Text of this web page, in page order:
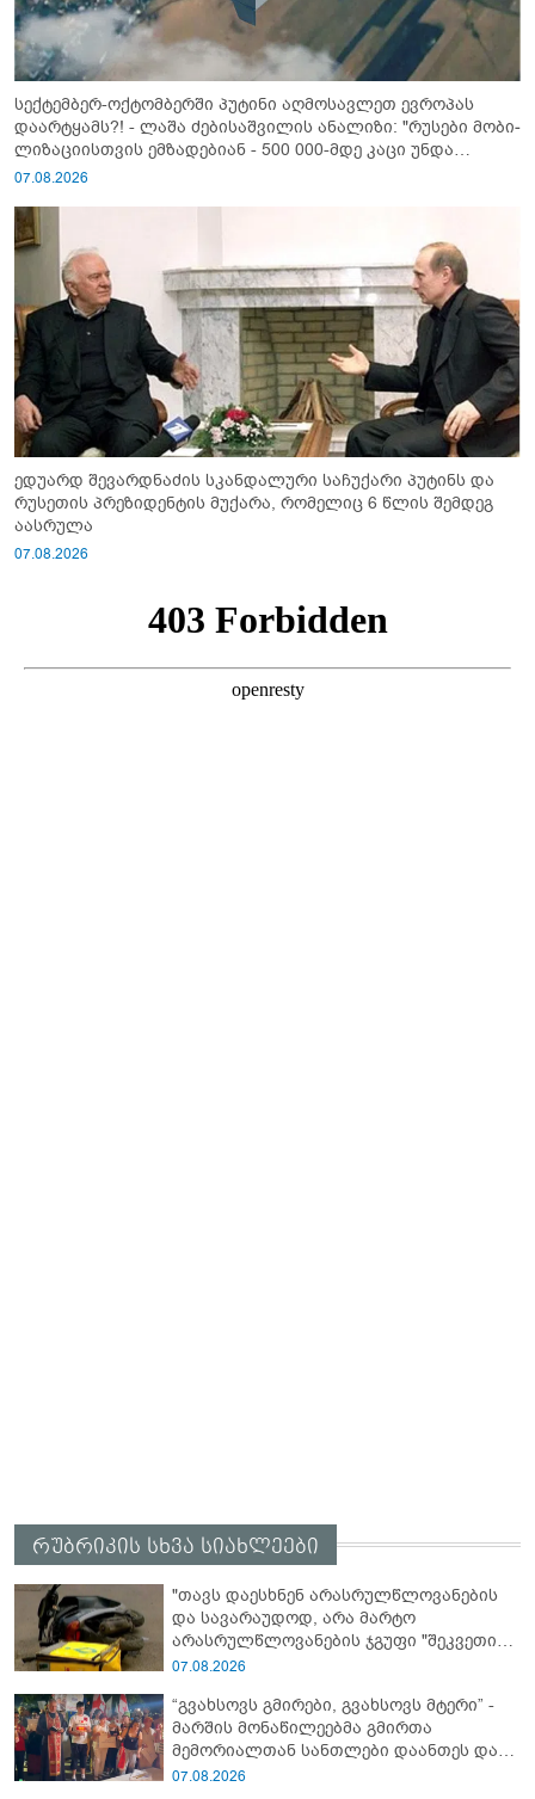
სექტემბერ-ოქტომბერში პუტინი აღმოსავლეთ ევროპას
დაარტყამს?! - ლაშა ძებისაშვილის ანალიზი: "რუსები მობი­
ლიზაციისთვის ემზადებიან - 500 000-მდე კაცი უნდა
გაიწვიონ ომში"
07.08.2026
ედუარდ შევარდნაძის სკანდალური საჩუქარი პუტინს და
რუსეთის პრეზიდენტის მუქარა, რომელიც 6 წლის შემდეგ
აასრულა
07.08.2026
რუბრიკის სხვა სიახლეები
"თავს დაესხნენ არასრულწლოვანების
და სავარაუდოდ, არა მარტო
არასრულწლოვანების ჯგუფი "შეკვეთის
მიტანისას, "გლოვოს" კურიერია
ადვოკატი?
07.08.2026
“გვახსოვს გმირები, გვახსოვს მტერი” -
მარშის მონაწილეებმა გმირთა
მემორიალთან სანთლები დაანთეს და
გმირების ხსოვნას პატივი მიაგეს
07.08.2026